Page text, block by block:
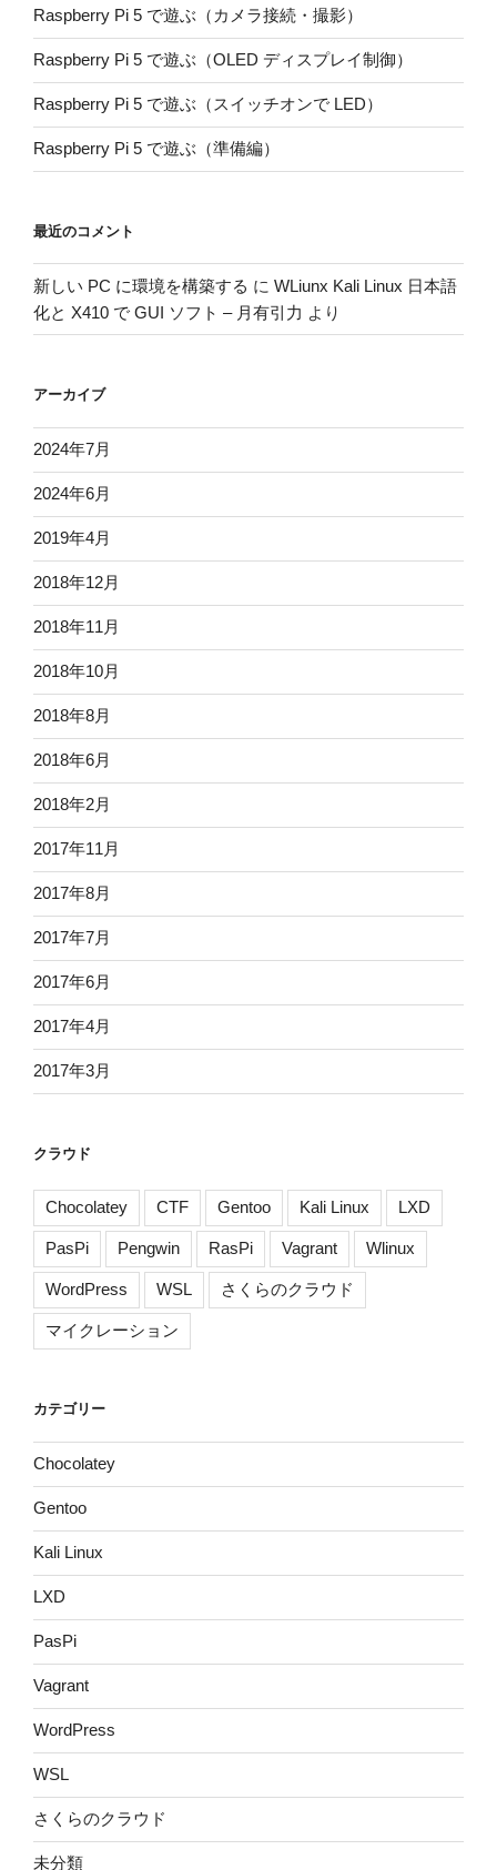
Raspberry Pi 5 で遊ぶ（カメラ接続・撮影）
Raspberry Pi 5 で遊ぶ（OLED ディスプレイ制御）
Raspberry Pi 5 で遊ぶ（スイッチオンで LED）
Raspberry Pi 5 で遊ぶ（準備編）
最近のコメント
新しい PC に環境を構築する に WLiunx Kali Linux 日本語
化と X410 で GUI ソフト – 月有引力 より
アーカイブ
2024年7月
2024年6月
2019年4月
2018年12月
2018年11月
2018年10月
2018年8月
2018年6月
2018年2月
2017年11月
2017年8月
2017年7月
2017年6月
2017年4月
2017年3月
クラウド
Chocolatey CTF Gentoo Kali Linux LXD
PasPi Pengwin RasPi Vagrant Wlinux
WordPress WSL さくらのクラウド
マイクレーション
カテゴリー
Chocolatey
Gentoo
Kali Linux
LXD
PasPi
Vagrant
WordPress
WSL
さくらのクラウド
未分類